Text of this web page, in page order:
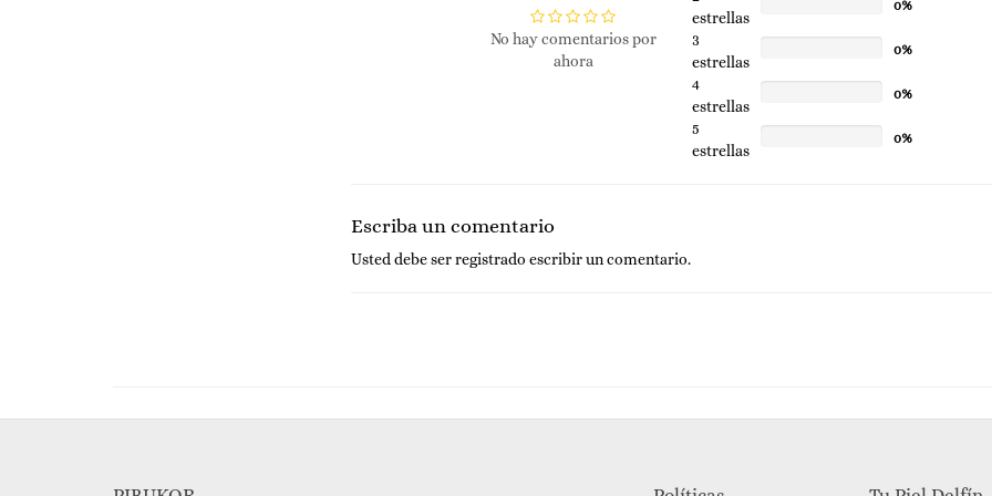
No hay comentarios por
ahora
estrellas
0%
3
estrellas
0%
4
estrellas
0%
5
estrellas
0%
Escriba un comentario
Usted debe serregistrado escribir un comentario.